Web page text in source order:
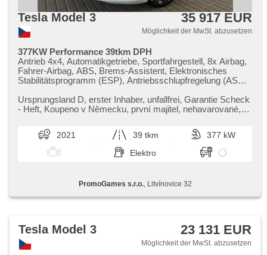
Tesla Model 3 35 917 EUR
Möglichkeit der MwSt. abzusetzen
377KW Performance 39tkm DPH
Antrieb 4x4, Automatikgetriebe, Sportfahrgestell, 8x Airbag,
Fahrer-Airbag, ABS, Brems-Assistent, Elektronisches
Stabilitätsprogramm (ESP), Antriebsschlupfregelung (ASR),
ukazatel rychlostního limitu (SLIF), Uhr Spur, Blind Spot
Anzeige, asistent jízdy v koloně, asistent změny jízdního
Ermüdung des Fahrers, adaptivní regulace podvozku,
autom. Sperrdiferential, Servolenkung, 2-Zonen
Klimaanlage, Klimaautomatik, Standheizung, Standheizung
mit Zeitvorwärmer, Adaptive Geschwindigkeitsregelung,
automatické přepínání dálkových světel, Alufelgen, erfüllt
'EURO VI', Bordcomputer, hlasové ovládání palubního
brzda, Navigation, hlídání provozu při couvání (RCTA),
parkovací senzory přední, parkovací senzory zadní, 360°
monitorovací systém (AVM), Parkassistent, Fahrkamera,
bezklíčové startování, bezklíčové odemykání, Lichtsensor,
Ursprungsland D,​ erster Inhaber,​ unfallfrei,​ Garantie Scheck​
- Heft,​ Koupeno v Německu,​ první majitel,​ nehavarované,​
2021 39 tkm
377 kW
Elektro
PromoGames s.r.o., Litvínovice 32
Tesla Model 3 23 131 EUR
Möglichkeit der MwSt. abzusetzen